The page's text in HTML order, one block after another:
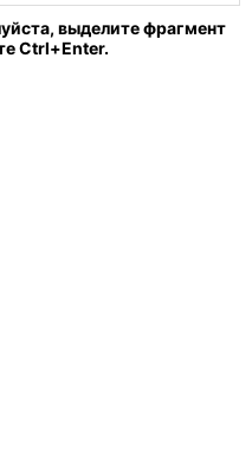
выделите фрагмент
Ctrl+Enter.